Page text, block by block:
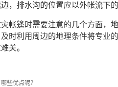
，排水沟的位置应以外帐流下
帐篷时需要注意的几个方面，
时利用周边的地理条件将专业
关。
些优点呢？